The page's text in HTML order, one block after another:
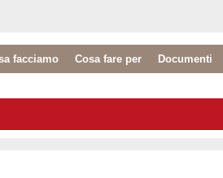
facciamo Cosa fare per Documenti